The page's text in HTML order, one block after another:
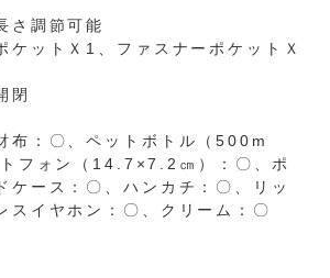
さ調節可能
ケットＸ1、ファスナーポケットＸ
閉
布：〇、ペットボトル（500m
フォン（14.7×7.2㎝）：〇、ポ
ケース：〇、ハンカチ：〇、リッ
スイヤホン：〇、クリーム：〇